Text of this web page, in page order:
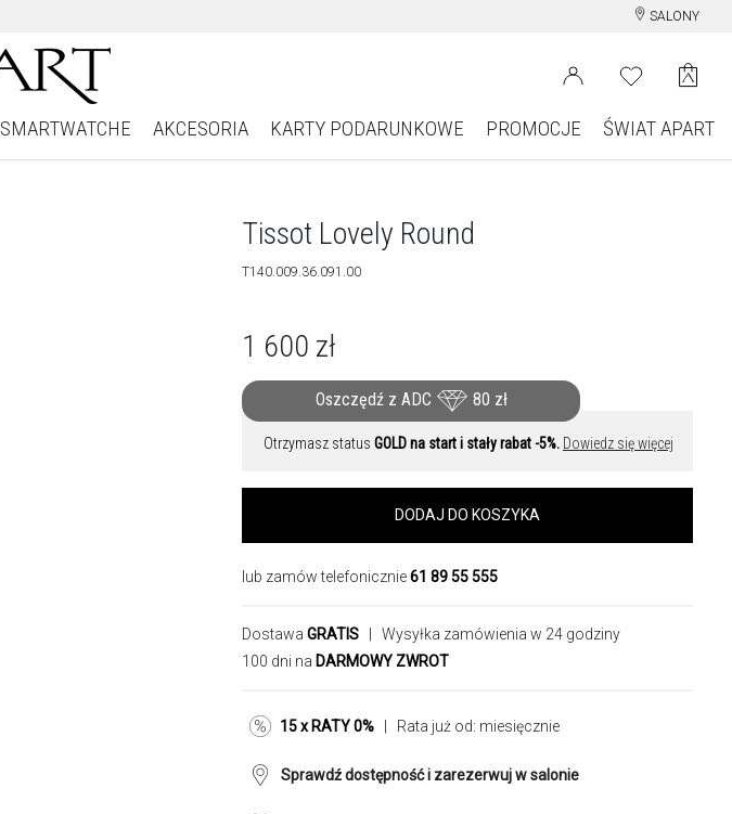
SALONY
SMARTWATCHE AKCESORIA KARTY PODARUNKOWE PROMOCJE ŚWIAT APART
Tissot Lovely Round
T140.009.36.091.00
1 600 zł
Oszczędź z ADC 80 zł
Otrzymasz status GOLD na start i stały rabat -5%. Dowiedz się więcej
DODAJ DO KOSZYKA
lub zamów telefonicznie61 89 55 555
Dostawa GRATIS | Wysyłka zamówienia w 24 godziny
100 dni na DARMOWY ZWROT
15 x RATY 0% | Rata już od: miesięcznie
Sprawdź dostępność i zarezerwuj w salonie